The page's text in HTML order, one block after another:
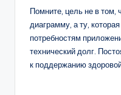
Помните, цель не в
диаграмму, а ту,
потребностям
технический долг.
к поддержанию